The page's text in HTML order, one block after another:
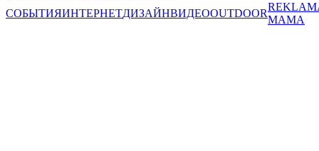
СОБЫТИЯИНТЕРНЕТДИЗАЙНВИДЕОOUTDOOR
MAMA